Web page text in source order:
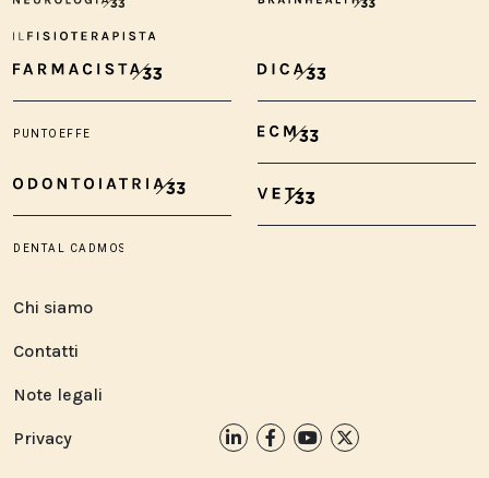
Chi siamo
Contatti
Note legali
Privacy